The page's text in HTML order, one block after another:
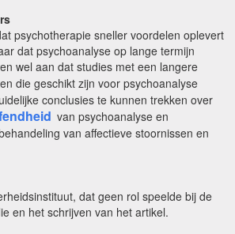
psychotherapie sneller voordelen oplevert
dat psychoanalyse op lange termijn
wel aan dat studies met een langere
die geschikt zijn voor psychoanalyse
conclusies te kunnen trekken over
van psychoanalyse en
van affectieve stoornissen en
dat geen rol speelde bij de
en het schrijven van het artikel.